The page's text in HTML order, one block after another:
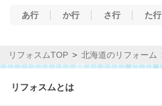
あ行 か行 さ行 た行
リフォスムTOP 北海道のリフォーム
リフォスムとは